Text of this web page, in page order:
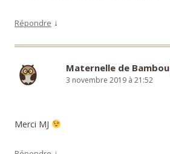
Répondre ↓
Maternelle de Bambou
3 novembre 2019 à 21:52
Merci MJ